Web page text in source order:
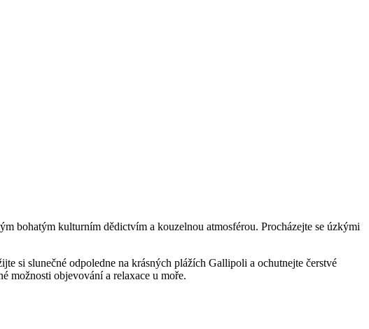
bohatým kulturním dědictvím a kouzelnou atmosférou. Procházejte se úzkými
si slunečné odpoledne na krásných plážích Gallipoli a ochutnejte čerstvé
možnosti objevování a relaxace u moře.